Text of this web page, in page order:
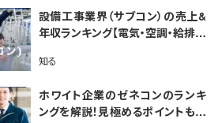
設備工事業界（サブコン）の売上&
年収ランキング【電気・空調・給排水
市場規模も解説
知る
ホワイト企業のゼネコンのランキ
ングを解説！見極めるポイントも紹